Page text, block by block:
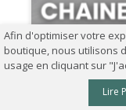
07.09.2024
Comment
0
Afin d'optimiser votre
boutique, nous utilisons
usage en cliquant sur
Lire